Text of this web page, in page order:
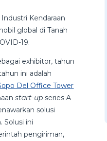
Kendaraan
global di Tanah
19.
exhibitor, tahun
ini adalah
Del Office Tower
start-up series A
solusi
Solusi ini
pengiriman,